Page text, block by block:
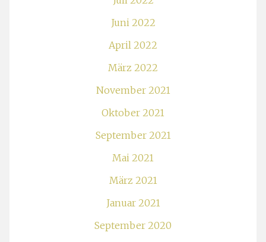
Juni 2022
April 2022
März 2022
November 2021
Oktober 2021
September 2021
Mai 2021
März 2021
Januar 2021
September 2020